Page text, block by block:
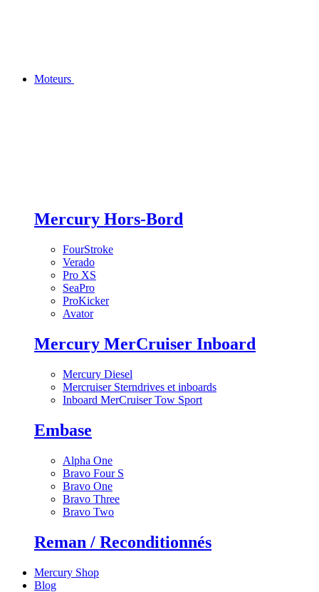
Moteurs
Mercury Hors-Bord
FourStroke
Verado
Pro XS
SeaPro
ProKicker
Avator
Mercury MerCruiser Inboard
Mercury Diesel
Mercruiser Sterndrives et inboards
Inboard MerCruiser Tow Sport
Embase
Alpha One
Bravo Four S
Bravo One
Bravo Three
Bravo Two
Reman / Reconditionnés
Mercury Shop
Blog